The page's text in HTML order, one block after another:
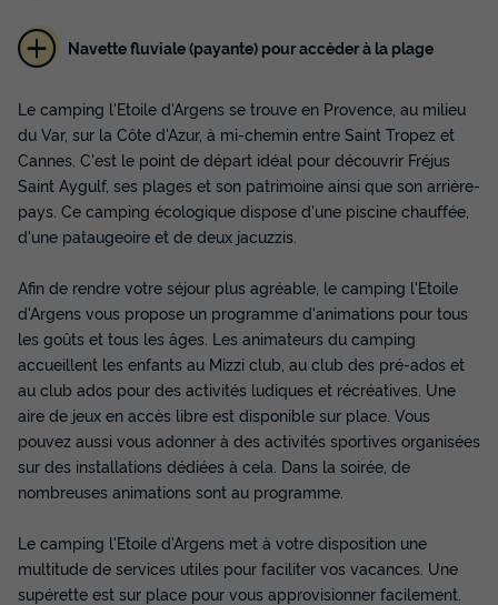
MOBILHOME 6 personnes - Cottage
Levant 4 Pièces 6 Personnes Climatisé +
TV
Surface
32m²
Adultes
6
Chambres
3
Salle de bain
1
Climatisation Animaux autorisés * Cafetière
Congélateur
Réfrigérateur
MOBILHOME 6 personnes - Cottage Levant 4 Pièces 6
Personnes Climatisé + TV
Meilleur prix pour 7 nuits
Modifier les dates
Navette fluviale (payante) pour accèder à la plage
Le camping l'Etoile d'Argens se trouve en Provence, au milieu
du Var, sur la Côte d'Azur, à mi-chemin entre Saint Tropez et
Cannes. C'est le point de départ idéal pour découvrir Fréjus
Saint Aygulf, ses plages et son patrimoine ainsi que son arrière-
pays. Ce camping écologique dispose d'une piscine chauffée,
d'une pataugeoire et de deux jacuzzis.
Afin de rendre votre séjour plus agréable, le camping l'Etoile
d'Argens vous propose un programme d'animations pour tous
les goûts et tous les âges. Les animateurs du camping
accueillent les enfants au Mizzi club, au club des pré-ados et
au club ados pour des activités ludiques et récréatives. Une
aire de jeux en accès libre est disponible sur place. Vous
pouvez aussi vous adonner à des activités sportives organisées
sur des installations dédiées à cela. Dans la soirée, de
nombreuses animations sont au programme.
Le camping l'Etoile d'Argens met à votre disposition une
multitude de services utiles pour faciliter vos vacances. Une
supérette est sur place pour vous approvisionner facilement.